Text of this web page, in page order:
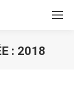
: 2018